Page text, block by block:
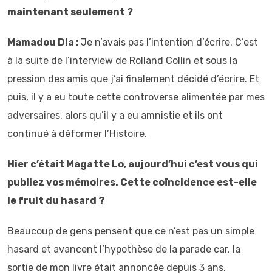
maintenant seulement ?
Mamadou Dia : Je n’avais pas l’intention d’écrire. C’est
à la suite de l’interview de Rolland Collin et sous la
pression des amis que j’ai finalement décidé d’écrire. Et
puis, il y a eu toute cette controverse alimentée par mes
adversaires, alors qu’il y a eu amnistie et ils ont
continué à déformer l’Histoire.
Hier c’était Magatte Lo, aujourd’hui c’est vous qui
publiez vos mémoires. Cette coïncidence est-elle
le fruit du hasard ?
Beaucoup de gens pensent que ce n’est pas un simple
hasard et avancent l’hypothèse de la parade car, la
sortie de mon livre était annoncée depuis 3 ans.